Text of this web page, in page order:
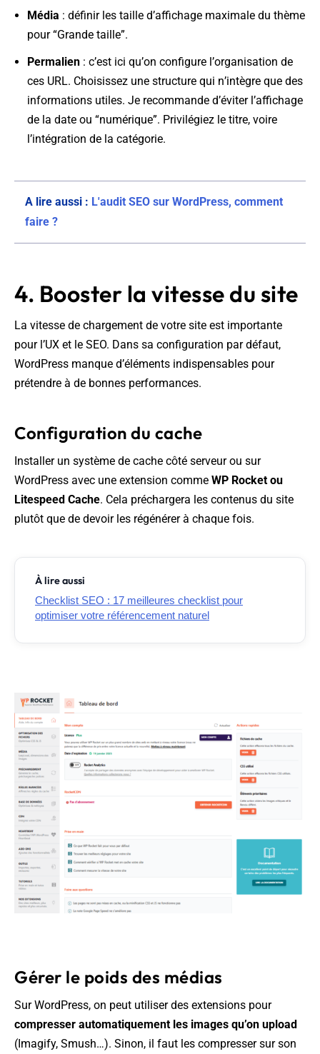
Média : définir les taille d’affichage maximale du thème
pour “Grande taille”.
Permalien : c’est ici qu’on configure l’organisation de
ces URL. Choisissez une structure qui n’intègre que des
informations utiles. Je recommande d’éviter l’affichage
de la date ou “numérique”. Privilégiez le titre, voire
l’intégration de la catégorie.
A lire aussi : L'audit SEO sur WordPress, comment
faire ?
4. Booster la vitesse du site
La vitesse de chargement de votre site est importante
pour l’UX et le SEO. Dans sa configuration par défaut,
WordPress manque d’éléments indispensables pour
prétendre à de bonnes performances.
Configuration du cache
Installer un système de cache côté serveur ou sur
WordPress avec une extension comme WP Rocket ou
Litespeed Cache. Cela préchargera les contenus du site
plutôt que de devoir les régénérer à chaque fois.
À lire aussi
Checklist SEO : 17 meilleures checklist pour
optimiser votre référencement naturel
Gérer le poids des médias
Sur WordPress, on peut utiliser des extensions pour
compresser automatiquement les images qu’on upload
(Imagify, Smush…). Sinon, il faut les compresser sur son